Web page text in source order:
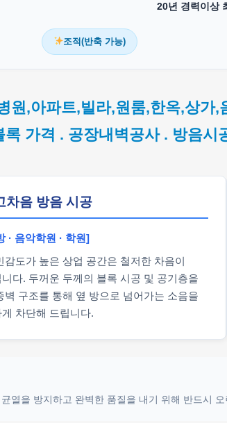
20년 경력이상
조적(반축 가능)
원,아파트,빌라,원룸,한옥,상가,
록 가격 . 공장내벽공사 . 방음시
차음 방음 시공
· 음악학원 · 학원]
감도가 높은 상업 공간은 철저한 차음이
니다. 두꺼운 두께의 블록 시공 및 공기층을
벽 구조를 통해 옆 방으로 넘어가는 소음을
차단해 드립니다.
열을 방지하고 완벽한 품질을 내기 위해 반드시